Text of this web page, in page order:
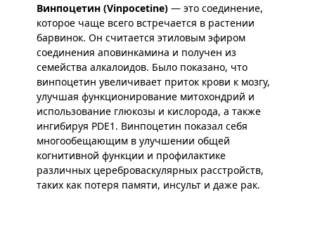
Винпоцетин (Vinpocetine)— это соединение,
которое чаще всего встречается в растении
барвинок. Он считается этиловым эфиром
соединения аповинкамина и получен из
семейства алкалоидов. Было показано, что
винпоцетин увеличивает приток крови к мозгу,
улучшая функционирование митохондрий и
использование глюкозы и кислорода, а также
ингибируя PDE1. Винпоцетин показал себя
многообещающим в улучшении общей
когнитивной функции и профилактике
различных цереброваскулярных расстройств,
таких как потеря памяти, инсульт и даже рак.